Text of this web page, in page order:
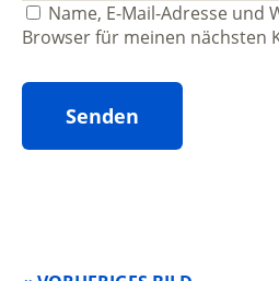
Name, E-Mail-Adresse und
Browser für meinen nächsten